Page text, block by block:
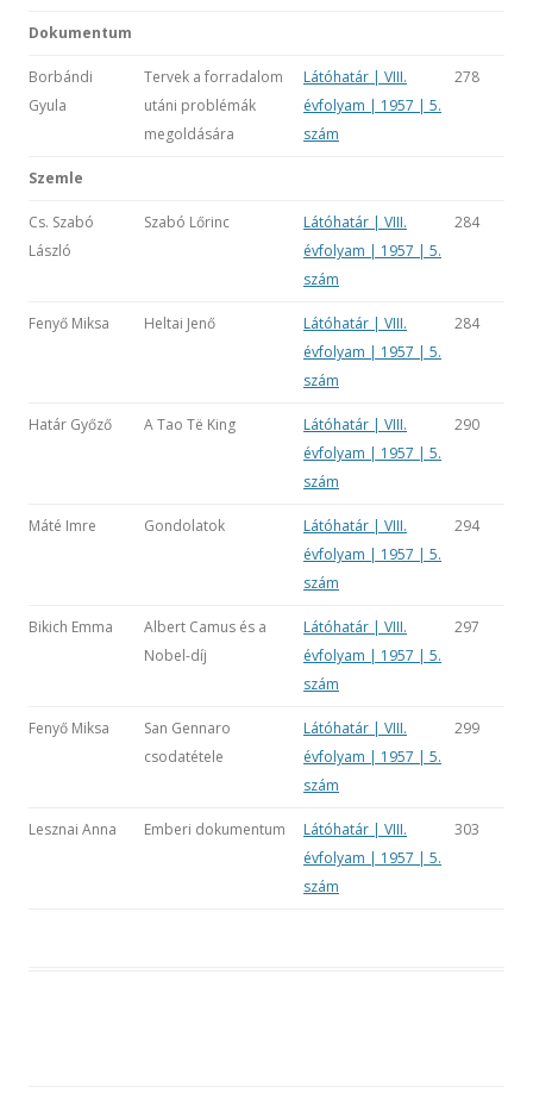
Dokumentum
Borbándi
Gyula
Tervek a forradalom
utáni problémák
megoldására
Látóhatár | VIII.
évfolyam | 1957 | 5.
szám
278
Szemle
Cs. Szabó
László
Szabó Lőrinc
Látóhatár | VIII.
évfolyam | 1957 | 5.
szám
284
Fenyő Miksa Heltai Jenő
Látóhatár | VIII.
évfolyam | 1957 | 5.
szám
284
Határ Győző A Tao Të King
Látóhatár | VIII.
évfolyam | 1957 | 5.
szám
290
Máté Imre Gondolatok
Látóhatár | VIII.
évfolyam | 1957 | 5.
szám
294
Bikich Emma
Albert Camus és a
Nobel-díj
Látóhatár | VIII.
évfolyam | 1957 | 5.
szám
297
Fenyő Miksa
San Gennaro
csodatétele
Látóhatár | VIII.
évfolyam | 1957 | 5.
szám
299
Lesznai Anna Emberi dokumentum
Látóhatár | VIII.
évfolyam | 1957 | 5.
szám
303